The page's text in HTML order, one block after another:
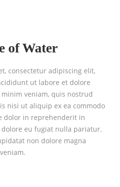
of Water
consectetur adipiscing elit,
ut labore et dolore
veniam, quis nostrud
nisi ut aliquip ex ea commodo
dolor in reprehenderit in
eu fugiat nulla pariatur.
non dolore magna